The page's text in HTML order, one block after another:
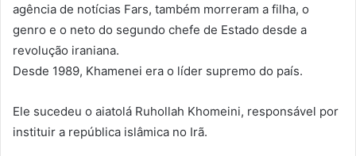
agência de notícias Fars, também morreram a filha, o
genro e o neto do segundo chefe de Estado desde a
revolução iraniana.
Desde 1989, Khamenei era o líder supremo do país.
Ele sucedeu o aiatolá Ruhollah Khomeini, responsável por
instituir a república islâmica no Irã.